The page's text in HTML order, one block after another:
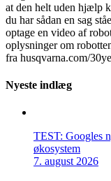
at den helt uden hjælp
du har sådan en sag
optage en video af
oplysninger om
fra husqvarna.com/
Nyeste indlæg
TEST: Googles
økosystem
7. august 2026